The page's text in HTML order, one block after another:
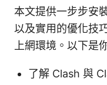
本文提供一步步安
以及實用的優化技
上網環境。以下是
了解 Clash 與